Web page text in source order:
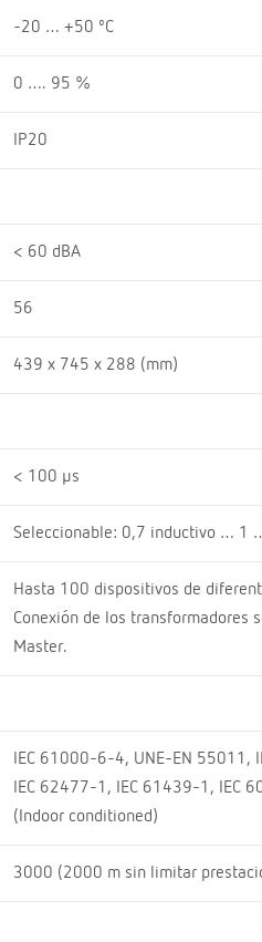
-20 … +50 ºC
0 …. 95 %
IP20
< 60 dBA
56
439 x 745 x 288 (mm)
< 100 µs
Seleccionable: 0,7 inductivo … 1
Hasta 100 dispositivos de
Conexión de los transformadores
Master.
IEC 61000-6-4, UNE-EN 55011,
IEC 62477-1, IEC 61439-1, IEC
(Indoor conditioned)
3000 (2000 m sin limitar